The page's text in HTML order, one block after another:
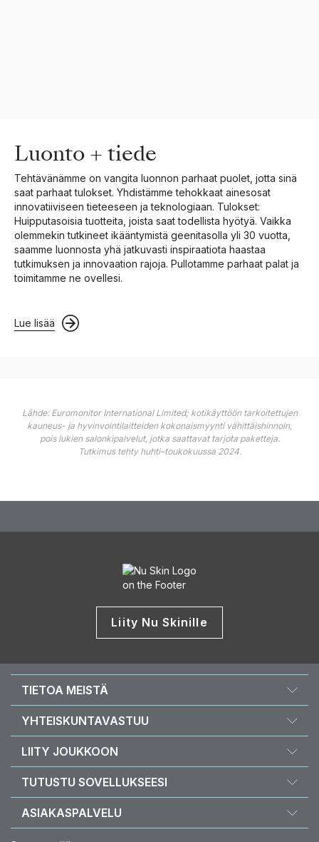
Luonto + tiede
Tehtävänämme on vangita luonnon parhaat puolet, jotta sinä
saat parhaat tulokset. Yhdistämme tehokkaat ainesosat
innovatiiviseen tieteeseen ja teknologiaan. Tulokset:
Huipputasoisia tuotteita, joista saat todellista hyötyä. Vaikka
olemmekin tutkineet ikääntymistä geenitasolla yli 30 vuotta,
saamme luonnosta yhä jatkuvasti inspiraatiota haastaa
tutkimuksen ja innovaation rajoja. Pullotamme parhaat palat ja
toimitamme ne ovellesi.
Lue lisää
Lähde: Euromonitor International Limited; kotikäyttöön tarkoitettujen
kauneus- ja hyvinvointilaitteiden kokonaismyynti vähittäishinnoin,
pois lukien salonkipalvelut, jotka saattavat tarjota paketteja.
Tutkimus tehty huhti–toukokuussa 2024.
Liity Nu Skinille
TIETOA MEISTÄ
Urat
YHTEISKUNTAVASTUU
Force for Good
Osta ja lahjoita Vitamealin avulla
LIITY JOUKKOON
Taloudelliset palkkiot
Toimintaperiaatteet ja menettelytavat
TUTUSTU SOVELLUKSEESI
Stela
ASIAKASPALVELU